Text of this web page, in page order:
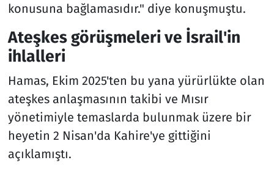
konusuna bağlamasıdır." diye konuşmuştu.
Ateşkes görüşmeleri ve İsrail'in
ihlalleri
Hamas, Ekim 2025'ten bu yana yürürlükte olan
ateşkes anlaşmasının takibi ve Mısır
yönetimiyle temaslarda bulunmak üzere bir
heyetin 2 Nisan'da Kahire'ye gittiğini
açıklamıştı.